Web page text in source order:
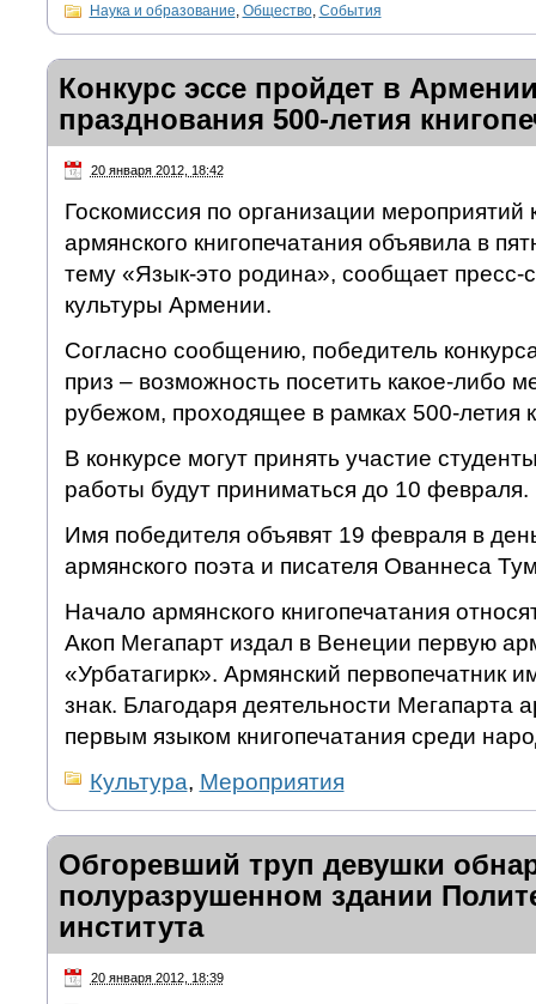
Наука и образование, Общество, События
Конкурс эссе пройдет в
празднования 500-летия
20 января 2012, 18:42
Госкомиссия по организации мероприятий
армянского книгопечатания объявила в
тему «Язык-это родина», сообщает пресс-
культуры Армении.
Согласно сообщению, победитель
приз – возможность посетить какое-либо
рубежом, проходящее в рамках 500-летия
В конкурсе могут принять участие
работы будут приниматься до 10 февраля.
Имя победителя объявят 19 февраля в
армянского поэта и писателя Ованнеса
Начало армянского книгопечатания
Акоп Мегапарт издал в Венеции первую
«Урбатагирк». Армянский первопечатник
знак. Благодаря деятельности Мегапарта
первым языком книгопечатания среди
Культура, Мероприятия
Обгоревший труп девушки
полуразрушенном здании
института
20 января 2012, 18:39